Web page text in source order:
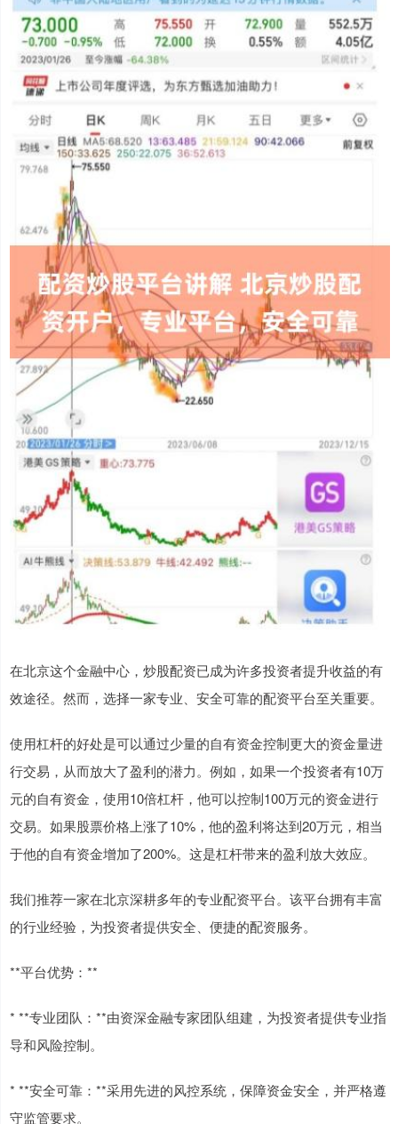
在北京这个金融中心，炒股配资已成为许多投资者提升收益的有
效途径。然而，选择一家专业、安全可靠的配资平台至关重要。
使用杠杆的好处是可以通过少量的自有资金控制更大的资金量进
行交易，从而放大了盈利的潜力。例如，如果一个投资者有10万
元的自有资金，使用10倍杠杆，他可以控制100万元的资金进行
交易。如果股票价格上涨了10%，他的盈利将达到20万元，相当
于他的自有资金增加了200%。这是杠杆带来的盈利放大效应。
我们推荐一家在北京深耕多年的专业配资平台。该平台拥有丰富
的行业经验，为投资者提供安全、便捷的配资服务。
**平台优势：**
* **专业团队：**由资深金融专家团队组建，为投资者提供专业指
导和风险控制。
* **安全可靠：**采用先进的风控系统，保障资金安全，并严格遵
守监管要求。